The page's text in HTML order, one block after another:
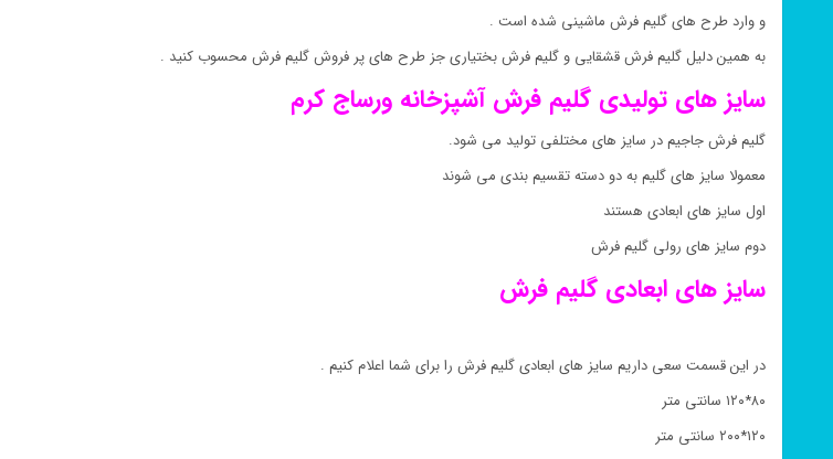
و وارد طرح های گلیم فرش ماشینی شده است .
به همین دلیل گلیم فرش قشقایی و گلیم فرش بختیاری جز طرح های پر فروش گلیم فرش محسوب کنید .
سایز های تولیدی گلیم فرشآشپزخانهورساج کرم
گلیم فرش جاجیم در سایز های مختلفی تولید می شود.
معمولا سایز های گلیم به دو دسته تقسیم بندی می شوند
اول سایز های ابعادی هستند
دوم سایز های رولی گلیم فرش
سایز های ابعادی گلیم فرش
در این قسمت سعی داریم سایز های ابعادی گلیم فرش را برای شما اعلام کنیم .
۸۰*۱۲۰ سانتی متر
۱۲۰*۲۰۰ سانتی متر